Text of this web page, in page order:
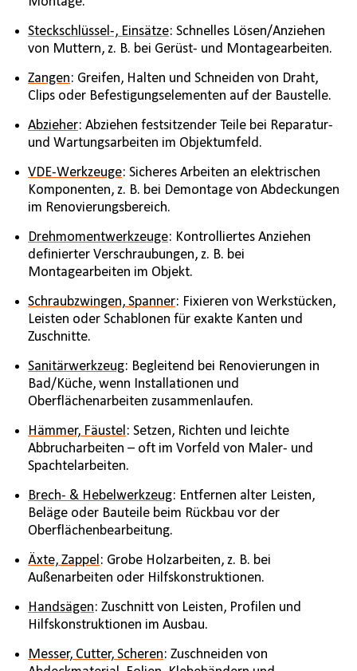
Steckschlüssel-, Einsätze: Schnelles Lösen/Anziehen
von Muttern, z. B. bei Gerüst- und Montagearbeiten.
Zangen: Greifen, Halten und Schneiden von Draht,
Clips oder Befestigungselementen auf der Baustelle.
Abzieher: Abziehen festsitzender Teile bei Reparatur-
und Wartungsarbeiten im Objektumfeld.
VDE-Werkzeuge: Sicheres Arbeiten an elektrischen
Komponenten, z. B. bei Demontage von Abdeckungen
im Renovierungsbereich.
Drehmomentwerkzeuge: Kontrolliertes Anziehen
definierter Verschraubungen, z. B. bei
Montagearbeiten im Objekt.
Schraubzwingen, Spanner: Fixieren von Werkstücken,
Leisten oder Schablonen für exakte Kanten und
Zuschnitte.
Sanitärwerkzeug: Begleitend bei Renovierungen in
Bad/Küche, wenn Installationen und
Oberflächenarbeiten zusammenlaufen.
Hämmer, Fäustel: Setzen, Richten und leichte
Abbrucharbeiten – oft im Vorfeld von Maler- und
Spachtelarbeiten.
Brech- & Hebelwerkzeug: Entfernen alter Leisten,
Beläge oder Bauteile beim Rückbau vor der
Oberflächenbearbeitung.
Äxte, Zappel: Grobe Holzarbeiten, z. B. bei
Außenarbeiten oder Hilfskonstruktionen.
Handsägen: Zuschnitt von Leisten, Profilen und
Hilfskonstruktionen im Ausbau.
Messer, Cutter, Scheren: Zuschneiden von